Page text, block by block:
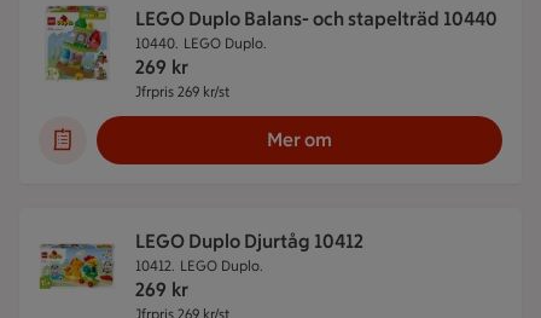
LEGO Duplo Balans- och stapelträd 10440
10440. LEGO Duplo.
269 kr
Jfrpris 269 kr/st
Mer om
LEGO Duplo Djurtåg 10412
10412. LEGO Duplo.
269 kr